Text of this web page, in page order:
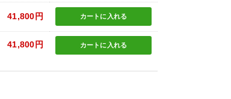
41,800円 カートに 入れる
41,800円 カートに 入れる